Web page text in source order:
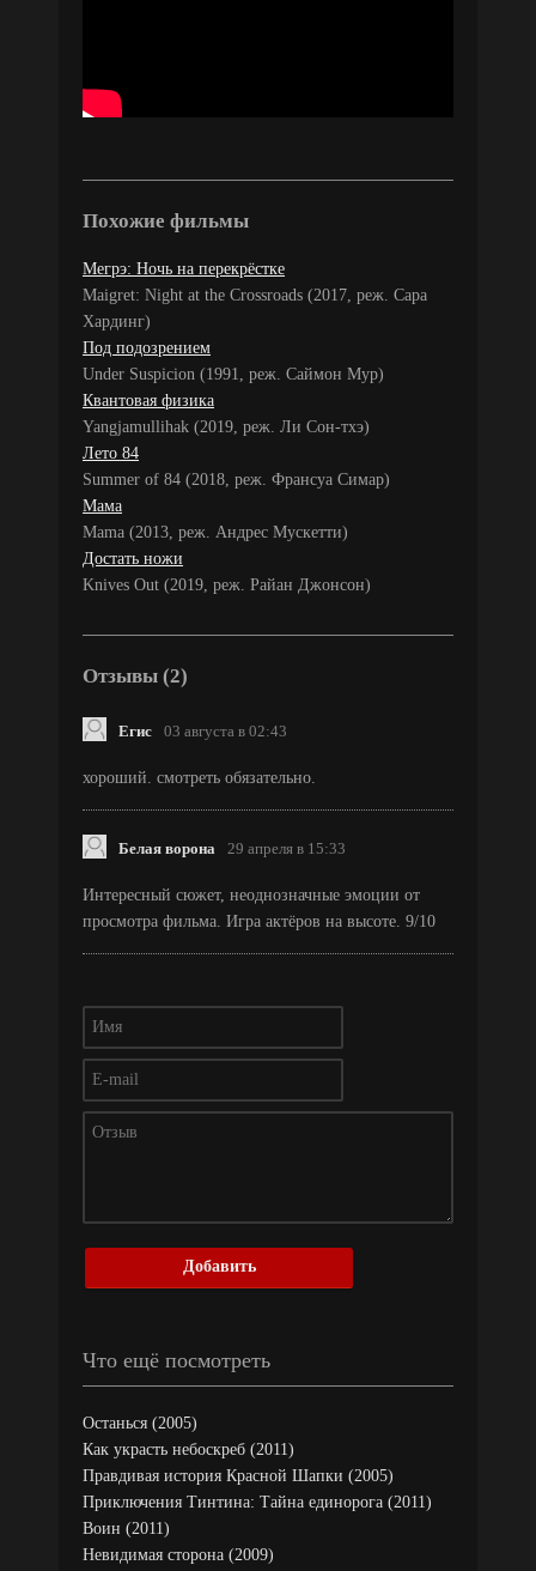
Похожие фильмы
Мегрэ: Ночь на перекрёстке
Maigret: Night at the Crossroads (2017, реж. Сара
Хардинг)
Под подозрением
Under Suspicion (1991, реж. Саймон Мур)
Квантовая физика
Yangjamullihak (2019, реж. Ли Сон-тхэ)
Лето 84
Summer of 84 (2018, реж. Франсуа Симар)
Мама
Mama (2013, реж. Андрес Мускетти)
Достать ножи
Knives Out (2019, реж. Райан Джонсон)
Отзывы (2)
Егис 03 августа в 02:43
хороший. смотреть обязательно.
Белая ворона 29 апреля в 15:33
Интересный сюжет, неоднозначные эмоции от
просмотра фильма. Игра актёров на высоте. 9/10
Добавить
Что ещё посмотреть
Останься (2005)
Как украсть небоскреб (2011)
Правдивая история Красной Шапки (2005)
Приключения Тинтина: Тайна единорога (2011)
Воин (2011)
Невидимая сторона (2009)